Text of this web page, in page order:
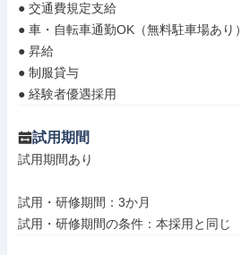
● 交通費規定支給
● 車・自転車通勤OK（無料駐車場あり）
● 昇給
● 制服貸与
● 経験者優遇採用
試用期間
試用期間あり
試用・研修期間：3か月